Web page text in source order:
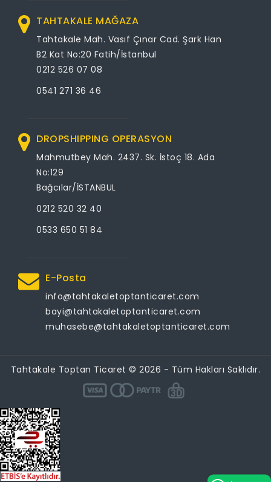
TAHTAKALE MAĞAZA
Tahtakale Mah. Vasıf Çınar Cad. Şark Han
B2 Kat No:20 Fatih/İstanbul
0212 526 07 08
0541 271 36 46
DROPSHIPPING OPERASYON
Mahmutbey Mah. 2437. Sk. İstoç 18. Ada
No:129
Bağcılar/İSTANBUL
0212 520 32 40
0533 650 51 84
E-Posta
info@tahtakaletoptanticaret.com
bayi@tahtakaletoptanticaret.com
muhasebe@tahtakaletoptanticaret.com
Tahtakale Toptan Ticaret © 2026 - Tüm Hakları Saklıdır.